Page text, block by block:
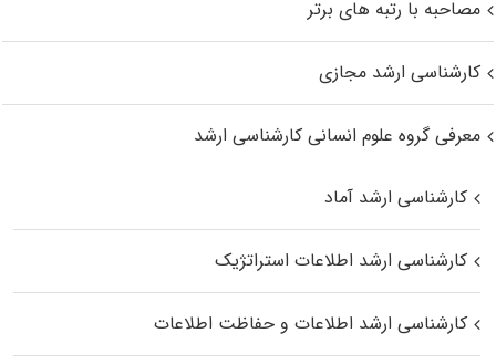
مصاحبه با رتبه های برتر
کارشناسی ارشد مجازی
معرفی گروه علوم انسانی کارشناسی ارشد
کارشناسی ارشد آماد
کارشناسی ارشد اطلاعات استراتژیک
کارشناسی ارشد اطلاعات و حفاظت اطلاعات